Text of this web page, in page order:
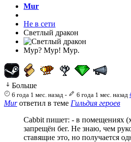
Mur
Не в сети
Светлый дракон
Мур? Мур! Мур.
Больше
6 года 1 мес. назад - 6 года 1 мес. назад
Murответил в теме Гильдия героев
Cabbit пишет: - в помещениях
запрещён бег. Не знаю, чем
ставящие это, но получается